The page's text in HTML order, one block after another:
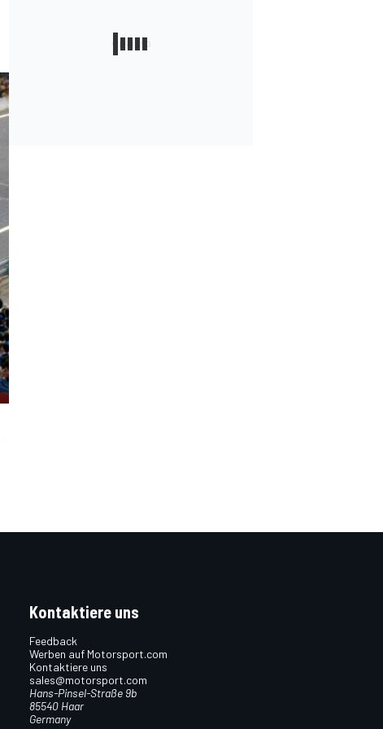
Kontaktiere uns
Feedback
Werben auf Motorsport.com
Kontaktiere uns
sales@motorsport.com
Hans-Pinsel-Straße 9b
85540 Haar
Germany